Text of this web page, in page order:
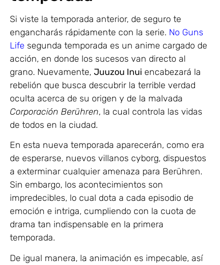
Si viste la temporada anterior, de seguro te
engancharás rápidamente con la serie. No Guns
Life segunda temporada es un anime cargado de
acción, en donde los sucesos van directo al
grano. Nuevamente, Juuzou Inui encabezará la
rebelión que busca descubrir la terrible verdad
oculta acerca de su origen y de la malvada
Corporación Berühren, la cual controla las vidas
de todos en la ciudad.
En esta nueva temporada aparecerán, como era
de esperarse, nuevos villanos cyborg, dispuestos
a exterminar cualquier amenaza para Berühren.
Sin embargo, los acontecimientos son
impredecibles, lo cual dota a cada episodio de
emoción e intriga, cumpliendo con la cuota de
drama tan indispensable en la primera
temporada.
De igual manera, la animación es impecable, así